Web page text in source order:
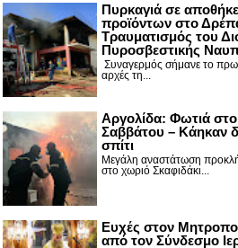
Πυρκαγιά σε
προϊόντων στο
Τραυματισμός του
Πυροσβεστικής
Συναγερμός σήμανε το
αρχές τη...
Αργολίδα: Φωτιά
Σαββάτου – Κάηκαν
σπίτι
Μεγάλη αναστάτωση
στο χωριό Σκαφιδάκι...
Ευχές στον
από τον Σύνδεσμο